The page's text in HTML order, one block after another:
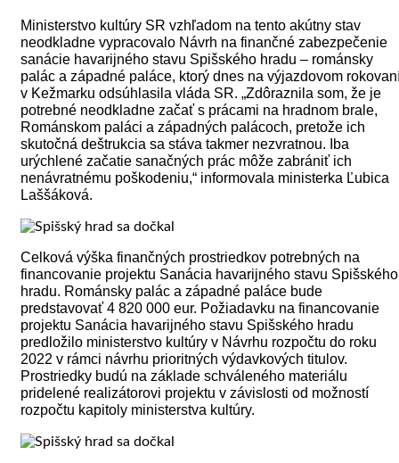
Ministerstvo kultúry SR vzhľadom na tento akútny stav
neodkladne vypracovalo Návrh na finančné zabezpečenie
sanácie havarijného stavu Spišského hradu – románsky
palác a západné paláce, ktorý dnes na výjazdovom
v Kežmarku odsúhlasila vláda SR. „Zdôraznila som, že je
potrebné neodkladne začať s prácami na hradnom brale,
Románskom paláci a západných palácoch, pretože ich
skutočná deštrukcia sa stáva takmer nezvratnou. Iba
urýchlené začatie sanačných prác môže zabrániť ich
nenávratnému poškodeniu,“ informovala ministerka Ľubica
Laššáková.
Celková výška finančných prostriedkov potrebných na
financovanie projektu Sanácia havarijného stavu Spišského
hradu. Románsky palác a západné paláce bude
predstavovať 4 820 000 eur. Požiadavku na financovanie
projektu Sanácia havarijného stavu Spišského hradu
predložilo ministerstvo kultúry v Návrhu rozpočtu do roku
2022 v rámci návrhu prioritných výdavkových titulov.
Prostriedky budú na základe schváleného materiálu
pridelené realizátorovi projektu v závislosti od možností
rozpočtu kapitoly ministerstva kultúry.